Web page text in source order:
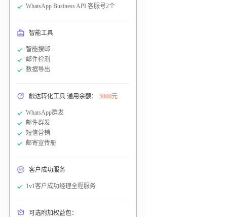
WhatsApp Business API 客服号2个
智能工具
智能搜邮
邮件检测
数据导出
触达转化工具 通用余额： 5000元
WhatsApp群发
邮件群发
短信营销
邮寄宣传册
客户成功服务
1v1客户成功经理全程服务
可选附加权益包：